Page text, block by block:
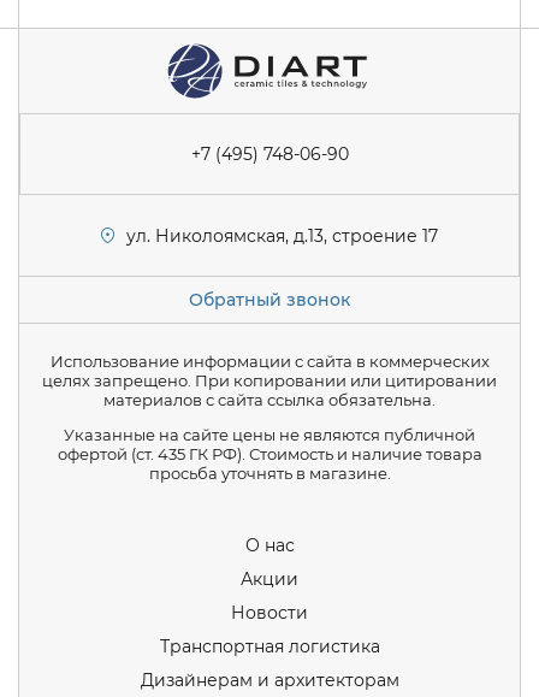
+7 (495) 748-06-90
ул. Николоямская, д.13, строение 17
Обратный звонок
Использование информации с сайта в коммерческих
целях запрещено. При копировании или цитировании
материалов с сайта ссылка обязательна.
Указанные на сайте цены не являются публичной
офертой (ст. 435 ГК РФ). Стоимость и наличие товара
просьба уточнять в магазине.
О нас
Акции
Новости
Транспортная логистика
Дизайнерам и архитекторам